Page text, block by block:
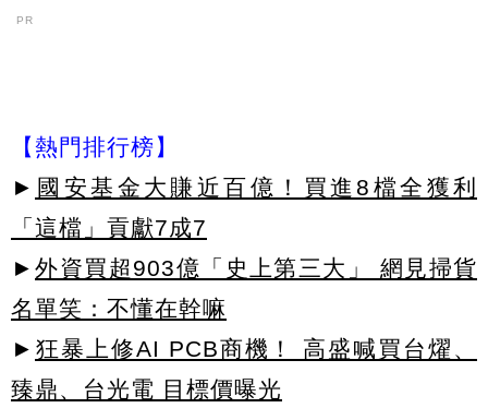
PR
【熱門排行榜】
► 國安基金大賺近百億！買進8檔全獲利
「這檔」貢獻7成7
► 外資買超903億「史上第三大」 網見掃貨
名單笑：不懂在幹嘛
► 狂暴上修AI PCB商機！ 高盛喊買台燿、
臻鼎、台光電 目標價曝光